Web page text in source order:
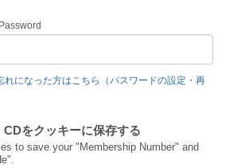
Password
れになった方はこちら（パスワードの設定・再
CDをクッキーに保存する
to save your "Membership Number" and